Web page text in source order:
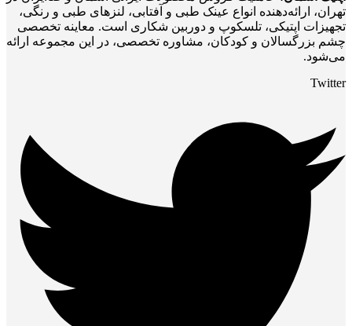
تهران، ارائه‌دهنده انواع عینک طبی و آفتابی، لنزهای طبی و رنگی،
تجهیزات اپتیکی، تلسکوپ و دوربین شکاری است. معاینه تخصصی
چشم بزرگسالان و کودکان، مشاوره تخصصی، در این مجموعه ارائه
می‌شود.
Twitter